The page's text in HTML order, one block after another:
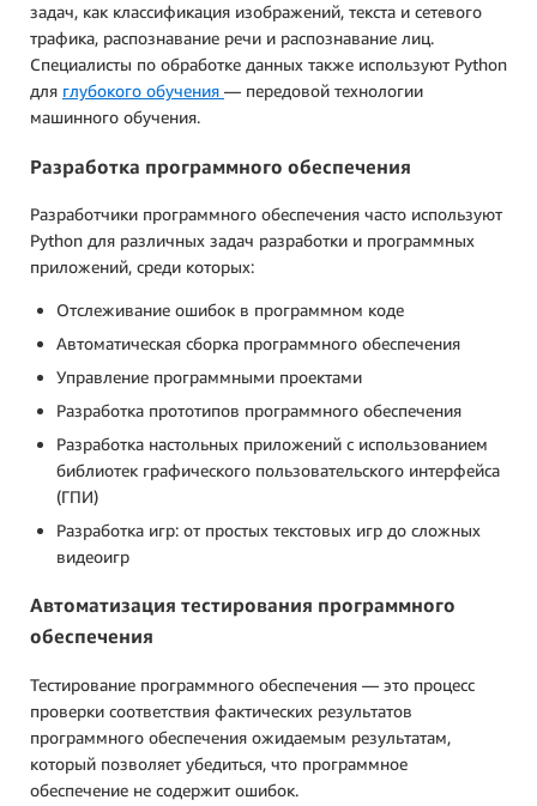
задач, как классификация изображений, текста и сетевого
трафика, распознавание речи и распознавание лиц.
Специалисты по обработке данных также используют Python
для глубокого обучения — передовой технологии
машинного обучения.
Разработка программного обеспечения
Разработчики программного обеспечения часто используют
Python для различных задач разработки и программных
приложений, среди которых:
Отслеживание ошибок в программном коде
Автоматическая сборка программного обеспечения
Управление программными проектами
Разработка прототипов программного обеспечения
Разработка настольных приложений с использованием
библиотек графического пользовательского интерфейса
(ГПИ)
Разработка игр: от простых текстовых игр до сложных
видеоигр
Автоматизация тестирования программного
обеспечения
Тестирование программного обеспечения — это процесс
проверки соответствия фактических результатов
программного обеспечения ожидаемым результатам,
который позволяет убедиться, что программное
обеспечение не содержит ошибок.